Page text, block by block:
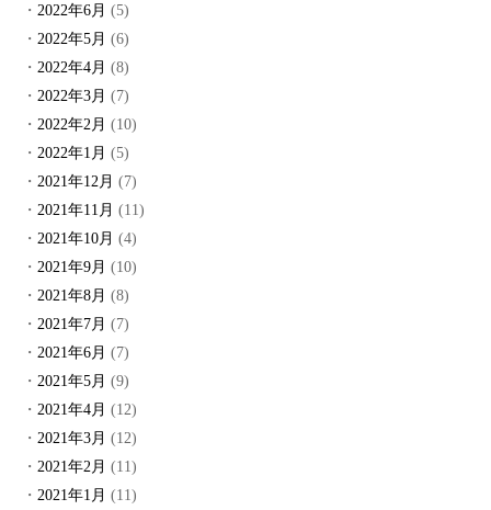
2022年6月 (5)
2022年5月 (6)
2022年4月 (8)
2022年3月 (7)
2022年2月 (10)
2022年1月 (5)
2021年12月 (7)
2021年11月 (11)
2021年10月 (4)
2021年9月 (10)
2021年8月 (8)
2021年7月 (7)
2021年6月 (7)
2021年5月 (9)
2021年4月 (12)
2021年3月 (12)
2021年2月 (11)
2021年1月 (11)